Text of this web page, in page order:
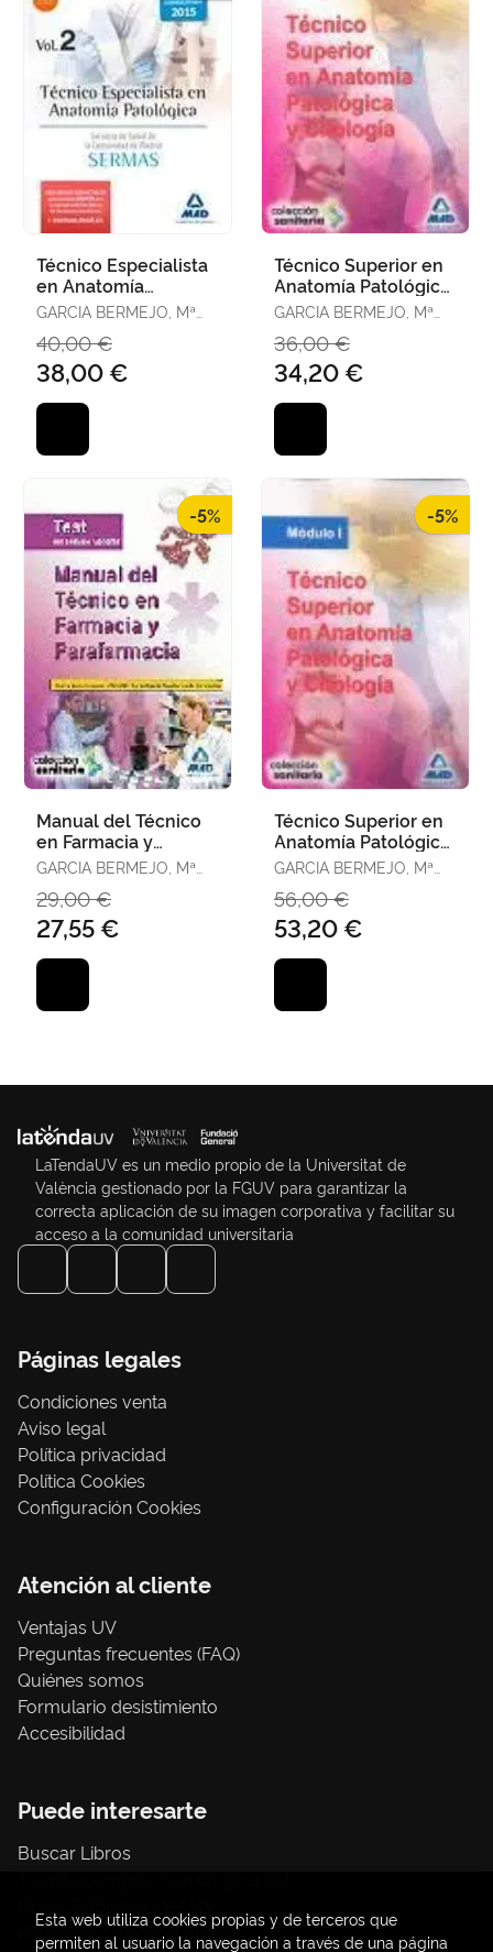
Técnico Especialista
en Anatomía
Patológica del
Servicio de Salud de
la Comunida
GARCIA BERMEJO, Mª
40,00 €
38,00 €
Técnico Superior en
Anatomía Patológica
y Citología. Test
GARCIA BERMEJO, Mª
36,00 €
34,20 €
-5%
Manual del Técnico
en Farmacia y
Parafarmacia. Test
del Temario General
GARCIA BERMEJO, Mª
29,00 €
27,55 €
-5%
Técnico Superior en
Anatomía Patológica
y Citología. Módulo I
GARCIA BERMEJO, Mª
56,00 €
53,20 €
LaTendaUV es un medio propio de la Universitat de
València gestionado por la FGUV para garantizar la
correcta aplicación de su imagen corporativa y facilitar su
acceso a la comunidad universitaria
Páginas legales
Condiciones venta
Aviso legal
Política privacidad
Política Cookies
Configuración Cookies
Atención al cliente
Ventajas UV
Preguntas frecuentes (FAQ)
Quiénes somos
Formulario desistimiento
Accesibilidad
Puede interesarte
Buscar Libros
Papelería / material oficina
Esta web utiliza cookies propias y de terceros que
permiten al usuario la navegación a través de una página